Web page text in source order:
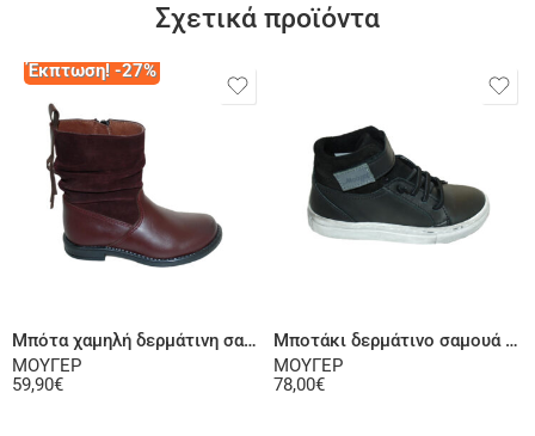
Σχετικά προϊόντα
Έκπτωση! -27%
Μπότα χαμηλή δερμάτινη σαμουά μπορντό
ΜΟΥΓΕΡ
59,90€
Μποτάκι δερμάτινο σαμουά μαύρο
ΜΟΥΓΕΡ
78,00€